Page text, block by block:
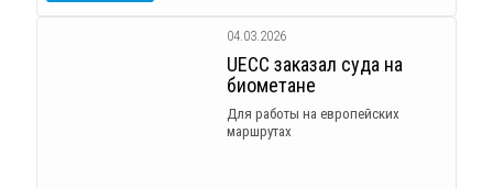
04.03.2026
UECC заказал суда на
биометане
Для работы на европейских
маршрутах